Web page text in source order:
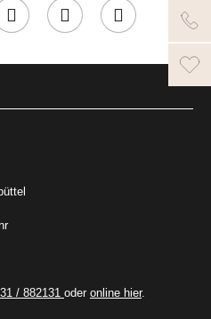
/ 882131 oder online hier.